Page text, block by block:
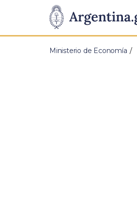
Presidencia
de
Pasar al contenido principal
Ministerio de Economía